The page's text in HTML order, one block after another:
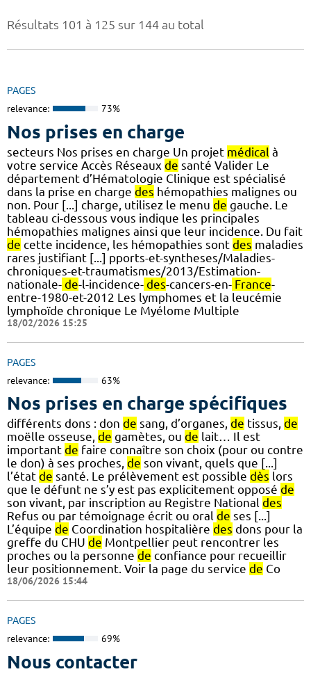
Résultats 101 à 125 sur 144 au total
PAGES
relevance: 73%
Nos prises en charge
secteurs Nos prises en charge Un projet médical à
votre service Accès Réseaux de santé Valider Le
département d’Hématologie Clinique est spécialisé
dans la prise en charge des hémopathies malignes ou
non. Pour [...] charge, utilisez le menu de gauche. Le
tableau ci-dessous vous indique les principales
hémopathies malignes ainsi que leur incidence. Du fait
de cette incidence, les hémopathies sont des maladies
rares justifiant [...] pports-et-syntheses/Maladies-
chroniques-et-traumatismes/2013/Estimation-
nationale- de-l-incidence- des-cancers-en- France-
entre-1980-et-2012 Les lymphomes et la leucémie
lymphoïde chronique Le Myélome Multiple
18/02/2026 15:25
PAGES
relevance: 63%
Nos prises en charge spécifiques
différents dons : don de sang, d’organes, de tissus, de
moëlle osseuse, de gamètes, ou de lait… Il est
important de faire connaître son choix (pour ou contre
le don) à ses proches, de son vivant, quels que [...]
l’état de santé. Le prélèvement est possible dès lors
que le défunt ne s’y est pas explicitement opposé de
son vivant, par inscription au Registre National des
Refus ou par témoignage écrit ou oral de ses [...]
L’équipe de Coordination hospitalière des dons pour la
greffe du CHU de Montpellier peut rencontrer les
proches ou la personne de confiance pour recueillir
leur positionnement. Voir la page du service de Co
18/06/2026 15:44
PAGES
relevance: 69%
Nous contacter